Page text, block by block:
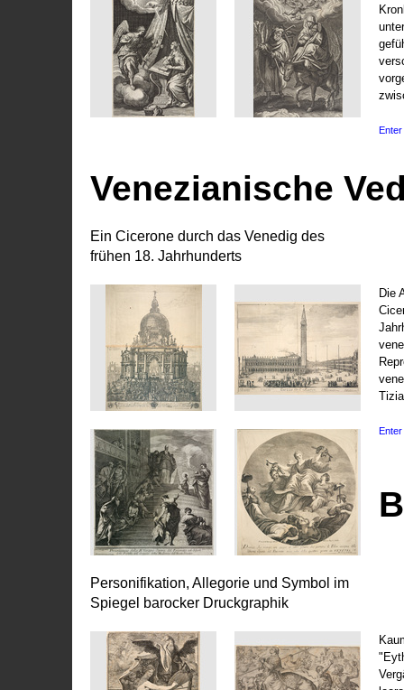
Enter
Venezianische
Ein Cicerone durch das Venedig des
frühen 18. Jahrhunderts
Die
Enter
Personifikation, Allegorie und Symbol im
Spiegel barocker Druckgraphik